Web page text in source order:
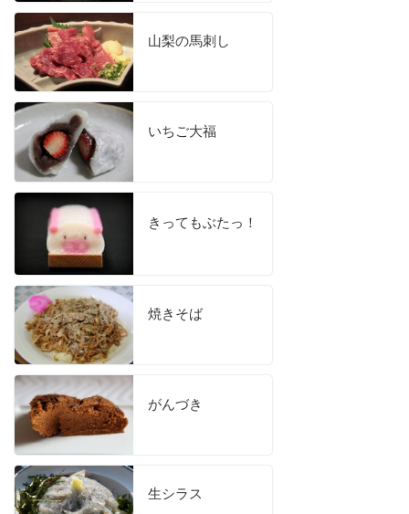
山梨の馬刺し
いちご大福
きってもぶたっ！
焼きそば
がんづき
生シラス